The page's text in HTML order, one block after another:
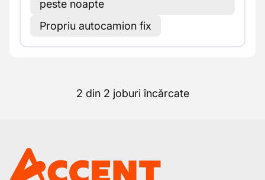
peste noapte
Propriu autocamion fix
2 din 2 joburi încărcate